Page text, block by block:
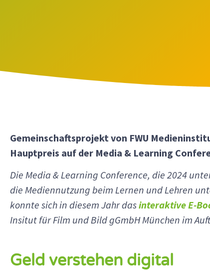
Gemeinschaftsprojekt von FWU
Hauptpreis auf der Media & Learning
Die Media & Learning Conference, die 2024
die Mediennutzung beim Lernen und Lehren
konnte sich in diesem Jahr dasinteraktive E-
Insitut für Film und Bild gGmbH München im
Geld verstehen digital